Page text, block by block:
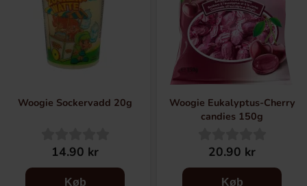
Woogie Sockervadd 20g
14.90 kr
Køb
Woogie Eukalyptus-Cherry
candies 150g
20.90 kr
Køb